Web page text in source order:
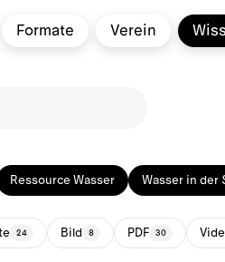
Formate Verein
Ressource Wasser Wasser in der
24 Bild 8 PDF 30